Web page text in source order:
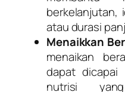
berkelanjutan,
atau durasi
Menaikkan
menaikan
dapat dicapai
nutrisi